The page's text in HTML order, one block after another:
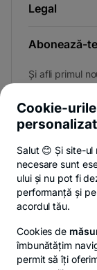
Legal
Abonează-
Și afli primul
Privacy
Cookie-
Salut 😊 Și site-
necesare sunt
ului și nu pot fi
performanță și
acordul tău.
Cookies de
îmbunătățim
permit să îți